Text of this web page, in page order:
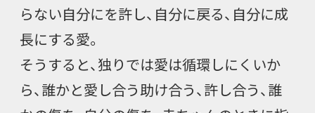
らない自分にを許し、自分に戻る、自分に成
長にする愛。
そうすると、独りでは愛は循環しにくいか
ら、誰かと愛し合う助け合う、許し合う、誰